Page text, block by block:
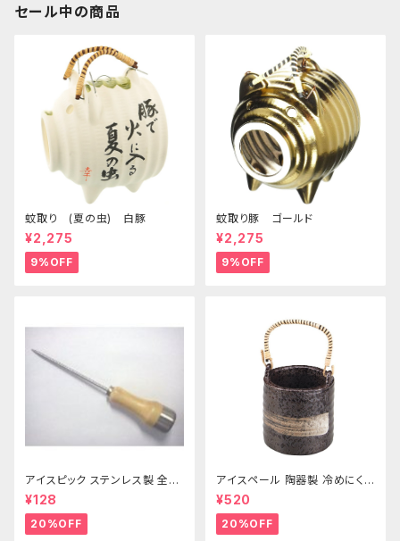
セール中の商品
蚊取り (夏の虫) 白豚
¥2,275
9%OFF
蚊取り豚 ゴールド
¥2,275
9%OFF
アイスピック ステンレス製 全長
215ｍｍ
¥128
20%OFF
アイスペール 陶器製 冷めにくい
二重構造 860ml
¥520
20%OFF